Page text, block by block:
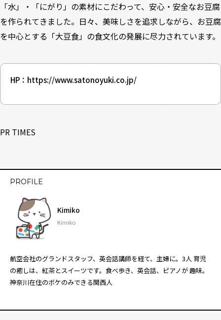
「水」・「にがり」の素材にこだわって、安心・安全なお豆腐
を作られてきました。日々、美味しさを追求しながら、お豆腐
を中心とする「大豆食」の食文化の発展に尽力されています。
HP： https://www.satonoyuki.co.jp/
PR TIMES
PROFILE
Kimiko
Kimiko
航空会社のグランドスタッフ、英会話講師を経て、主婦に。3人 育児
の癒しは、紅茶とスイーツです。食べ歩き、英会話、ピアノが 趣味。
神奈川在住のボケのみできる関西人